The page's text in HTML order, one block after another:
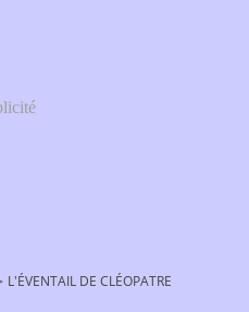
L'ÉVENTAIL DE CLÉOPATRE